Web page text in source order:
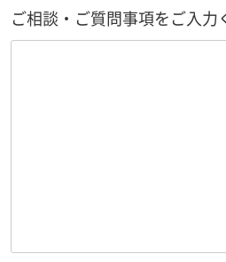
ご相談・ご質問事項をご入力